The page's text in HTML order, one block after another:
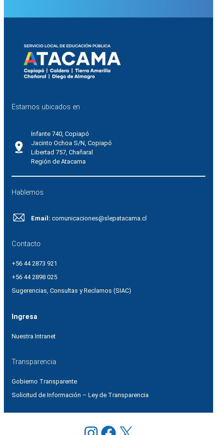
Estamos ubicados en
Infante 740, Copiapó
Jacinto Ochoa S/N, Copiapó
Libertad 757, Chañaral
Región de Atacama
Hablemos
Email: comunicaciones@slepatacama.cl
Contacto
+56 44 2873 921
+56 44 2898 025
Sugerencias, Consultas y Reclamos (SIAC)
Ingresa
Nuestra Intranet
Transparencia
Gobierno Transparente
Solicitud de Información – Ley de Transparencia